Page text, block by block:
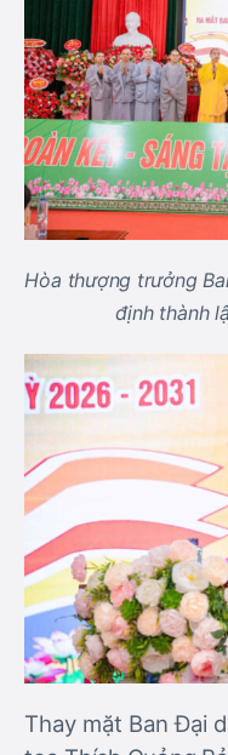
Hòa thượng trưởng
định thành
Thay mặt Ban Đại